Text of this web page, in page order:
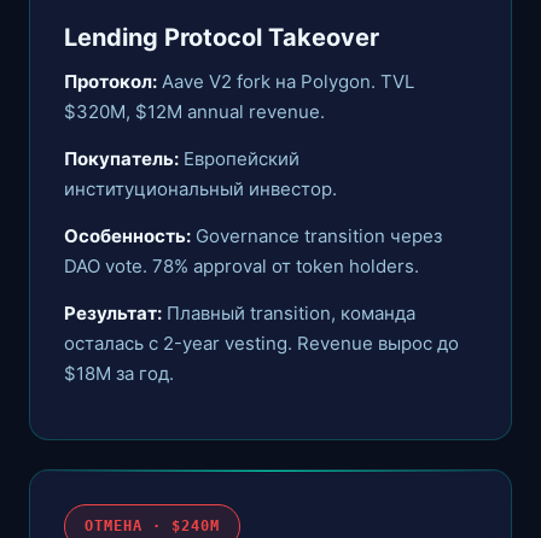
Lending Protocol Takeover
Протокол: Aave V2 fork на Polygon. TVL
$320M, $12M annual revenue.
Покупатель: Европейский
институциональный инвестор.
Особенность: Governance transition через
DAO vote. 78% approval от token holders.
Результат: Плавный transition, команда
осталась с 2-year vesting. Revenue вырос до
$18M за год.
ОТМЕНА · $240M